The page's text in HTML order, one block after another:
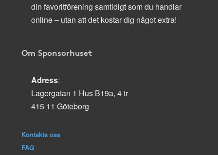
din favoritförening samtidigt som du handlar
online – utan att det kostar dig något extra!
Om Sponsorhuset
Adress:
Lagergatan 1 Hus B19a, 4 tr
415 11 Göteborg
Kontakta oss
FAQ